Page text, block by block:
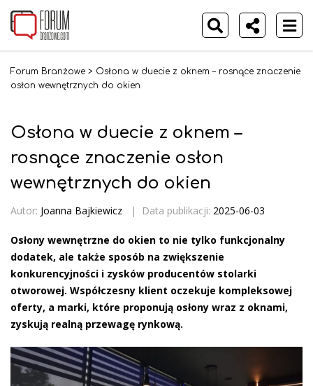
Forum Branżowe > Osłona w duecie z oknem – rosnące znaczenie
osłon wewnętrznych do okien
Osłona w duecie z oknem –
rosnące znaczenie osłon
wewnętrznych do okien
Autor: Joanna Bajkiewicz | Data publikacji: 2025-06-03
Osłony wewnętrzne do okien to nie tylko funkcjonalny
dodatek, ale także sposób na zwiększenie
konkurencyjności i zysków producentów stolarki
otworowej. Współczesny klient oczekuje kompleksowej
oferty, a marki, które proponują osłony wraz z oknami,
zyskują realną przewagę rynkową.